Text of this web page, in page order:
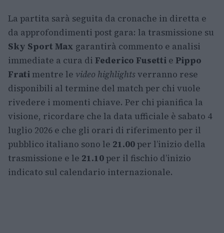
La partita sarà seguita da cronache in diretta e
da approfondimenti post gara: la trasmissione su
Sky Sport Max garantirà commento e analisi
immediate a cura di Federico Fusetti e Pippo
Frati mentre le video highlightsverranno rese
disponibili al termine del match per chi vuole
rivedere i momenti chiave. Per chi pianifica la
visione, ricordare che la data ufficiale è sabato 4
luglio 2026 e che gli orari di riferimento per il
pubblico italiano sono le 21.00per l’inizio della
trasmissione e le 21.10per il fischio d’inizio
indicato sul calendario internazionale.